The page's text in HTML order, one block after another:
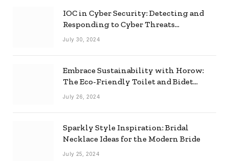
IOC in Cyber Security: Detecting and
Responding to Cyber Threats
Effectively
July 30, 2024
Embrace Sustainability with Horow:
The Eco-Friendly Toilet and Bidet
Combo
July 26, 2024
Sparkly Style Inspiration: Bridal
Necklace Ideas for the Modern Bride
July 25, 2024